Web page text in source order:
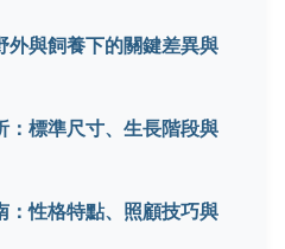
外與飼養下的關鍵差異與
：標準尺寸、生長階段與
：性格特點、照顧技巧與